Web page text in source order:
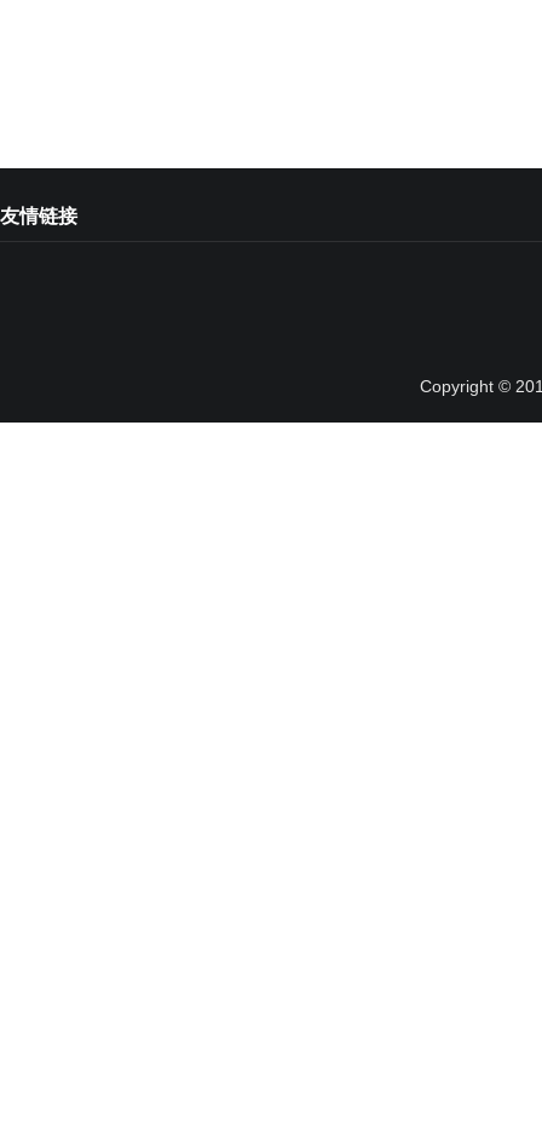
友情链接
Copyright ©